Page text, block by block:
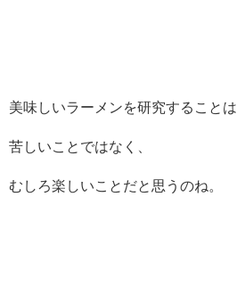
美味しいラーメンを研究することは
苦しいことではなく、
むしろ楽しいことだと思うのね。